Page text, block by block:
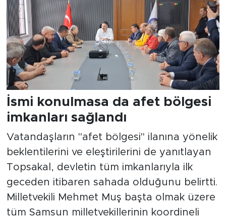
İsmi konulmasa da afet bölgesi
imkanları sağlandı
Vatandaşların "afet bölgesi" ilanına yönelik
beklentilerini ve eleştirilerini de yanıtlayan
Topsakal, devletin tüm imkanlarıyla ilk
geceden itibaren sahada olduğunu belirtti.
Milletvekili Mehmet Muş başta olmak üzere
tüm Samsun milletvekillerinin koordineli